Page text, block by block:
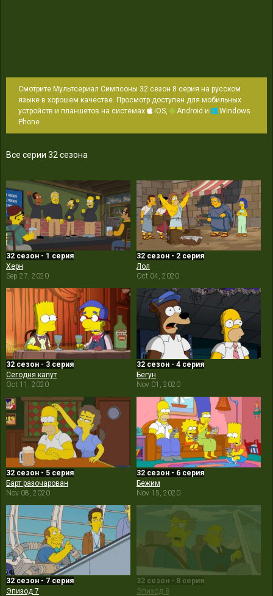
Смотрите Мультсериал Симпсоны 32 сезон 8 серия на русском
языке в хорошем качестве. Просмотр доступен для мобильных
устройств и планшетов на системах
iOS, Android и
Windows
Phone
Все серии 32 сезона
32 сезон - 1 серия
Херн
Sep 27, 2020
32 сезон - 2 серия
Лол
Oct 04, 2020
32 сезон - 3 серия
Сегодня капут
Oct 11, 2020
32 сезон - 4 серия
Бегун
Nov 01, 2020
32 сезон - 5 серия
Барт разочарован
Nov 08, 2020
32 сезон - 6 серия
Бежим
Nov 15, 2020
32 сезон - 7 серия
Эпизод 7
32 сезон - 8 серия
Эпизод 8